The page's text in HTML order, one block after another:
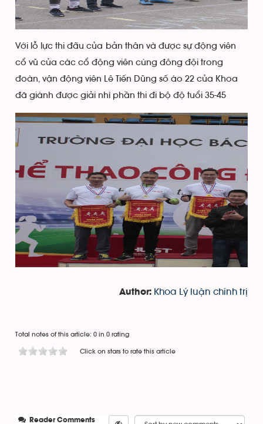
Với lỗ lực thi đấu của bản thân và được sự động viên
cổ vũ của các cổ động viên cùng đông đội trong
đoàn, vận động viên Lê Tiến Dũng số áo 22 của Khoa
đã giành được giải nhì phần thi đi bộ độ tuổi 35-45
Author: Khoa Lý luận chính trị
Total notes of this article: 0 in 0 rating
Click on stars to rate this article
Reader Comments